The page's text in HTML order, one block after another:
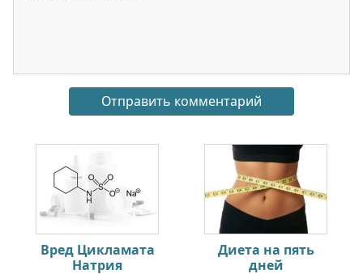
Вред Цикламата
Натрия
Диета на пять
дней